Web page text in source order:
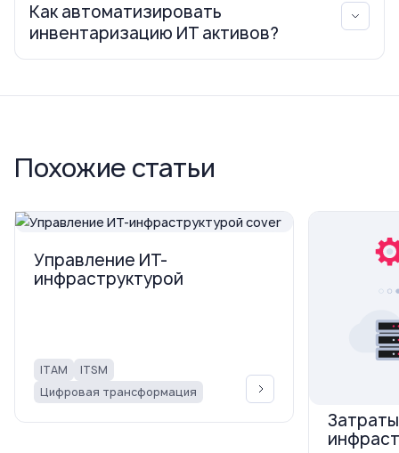
Как автоматизировать
инвентаризацию ИТ активов?
Похожие статьи
Управление ИТ-
инфраструктурой
ITAM
ITSM
Цифровая трансформация